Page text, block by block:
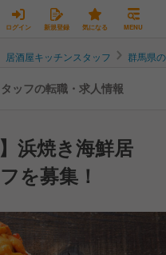
ログイン 新規登録 気になる MENU
居酒屋キッチンスタッフ 群馬県
スタッフの転職・求人情報
浜焼き海鮮居
を募集！